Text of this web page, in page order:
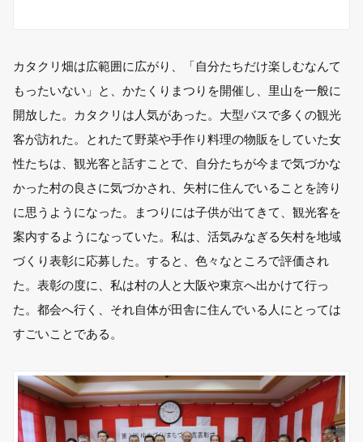
カタクリ畑は広範囲に広がり、「自分たちだけ楽しむなんて
もったいない」と、かたくりまつりを開催し、里山を一般に
開放した。カタクリは人気があった。大型バスで多くの観光
客が訪れた。とれたて野菜や手作り料理の物販をしていた女
性たちは、観光客と話すことで、自分たちが今まで気づかな
かった村の良さに気づかされ、矢村に住んでいることを誇り
に思うようになった。まつりには子供が出てきて、観光客を
案内するようになっていた。私は、活気みなぎる矢村を地域
づくり表彰に応募した。すると、色々なところで評価され
た。表彰の度に、私は村の人と大阪や東京へ出かけて行っ
た。都会へ行く、それ自体が田舎に住んでいる人にとっては
すごいことである。